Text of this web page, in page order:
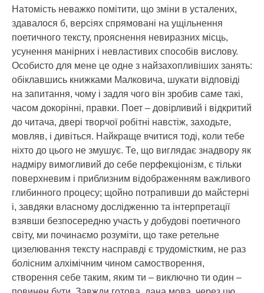
Натомість неважко помітити, що зміни в усталених,
здавалося б, версіях спрямовані на ущільнення
поетичного тексту, прояснення невиразних місць,
усунення манірних і невластивих способів вислову.
Особисто для мене це одне з найзахопливіших занять:
обіклавшись книжками Малковича, шукати відповіді
на запитання, чому і задля чого він зробив саме такі,
часом докорінні, правки. Поет – довірливий і відкритий
до читача, двері творчої робітні навстіж, заходьте,
мовляв, і дивіться. Найкраще вчитися тоді, коли тебе
ніхто до цього не змушує. Те, що виглядає знадвору як
надміру вимогливий до себе перфекціонізм, є тільки
поверхневим і приблизним відображенням важливого
глибинного процесу; щойно потрапивши до майстерні
і, завдяки власному дослідженню та інтерпретації
взявши безпосередню участь у добудові поетичного
світу, ми починаємо розуміти, що таке ретельне
цизелювання тексту насправді є трудомістким, не раз
болісним алхімічним чином самостворення,
створення себе таким, яким ти – виключно ти один –